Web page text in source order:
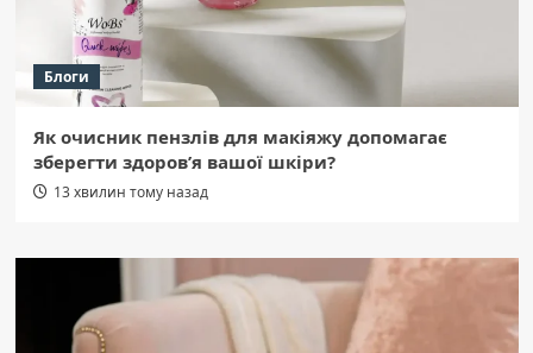
Блоги
Як очисник пензлів для макіяжу допомагає
зберегти здоров’я вашої шкіри?
13 хвилин тому назад